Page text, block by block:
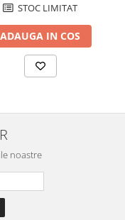
STOC LIMITAT
ADAUGA IN COS
noastre